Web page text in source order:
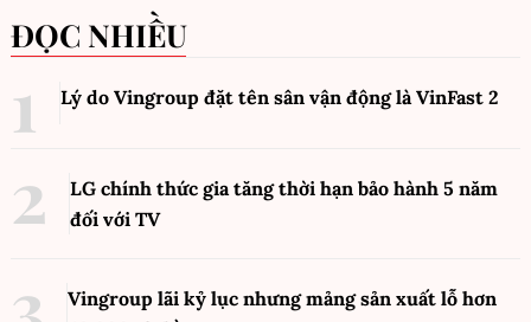
ĐỌC NHIỀU
Lý do Vingroup đặt tên sân vận động là VinFast 2
LG chính thức gia tăng thời hạn bảo hành 5 năm
đối với TV
Vingroup lãi kỷ lục nhưng mảng sản xuất lỗ hơn